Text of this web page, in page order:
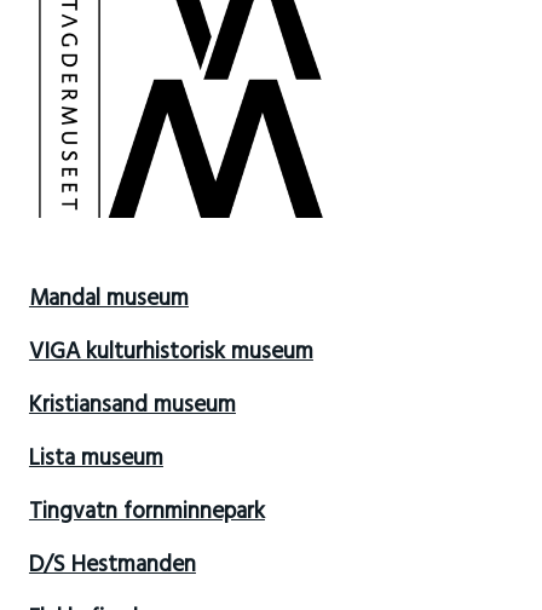
Mandal museum
VIGA kulturhistorisk museum
Kristiansand museum
Lista museum
Tingvatn fornminnepark
D/S Hestmanden